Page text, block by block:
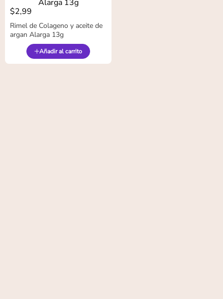
$2,99
Rimel de Colageno y aceite de
argan Alarga 13g
Añadir al carrito